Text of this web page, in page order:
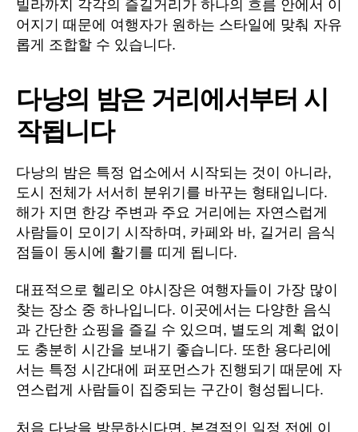
빌라까지 각각의 즐길거리가 하나의 흐름 안에서 이
어지기 때문에 여행자가 원하는 스타일에 맞춰 자유
롭게 조합할 수 있습니다.
다낭의 밤은 거리에서부터 시
작됩니다
다낭의 밤은 특정 업소에서 시작되는 것이 아니라,
도시 전체가 서서히 분위기를 바꾸는 형태입니다.
해가 지면 한강 주변과 주요 거리에는 자연스럽게
사람들이 모이기 시작하며, 카페와 바, 길거리 음식
점들이 동시에 활기를 띠게 됩니다.
대표적으로 헬리오 야시장은 여행자들이 가장 많이
찾는 장소 중 하나입니다. 이곳에서는 다양한 음식
과 간단한 쇼핑을 즐길 수 있으며, 별도의 계획 없이
도 충분히 시간을 보내기 좋습니다. 또한 용다리에
서는 특정 시간대에 퍼포먼스가 진행되기 때문에 자
연스럽게 사람들이 집중되는 구간이 형성됩니다.
처음 다낭을 방문하신다면, 본격적인 일정 전에 이